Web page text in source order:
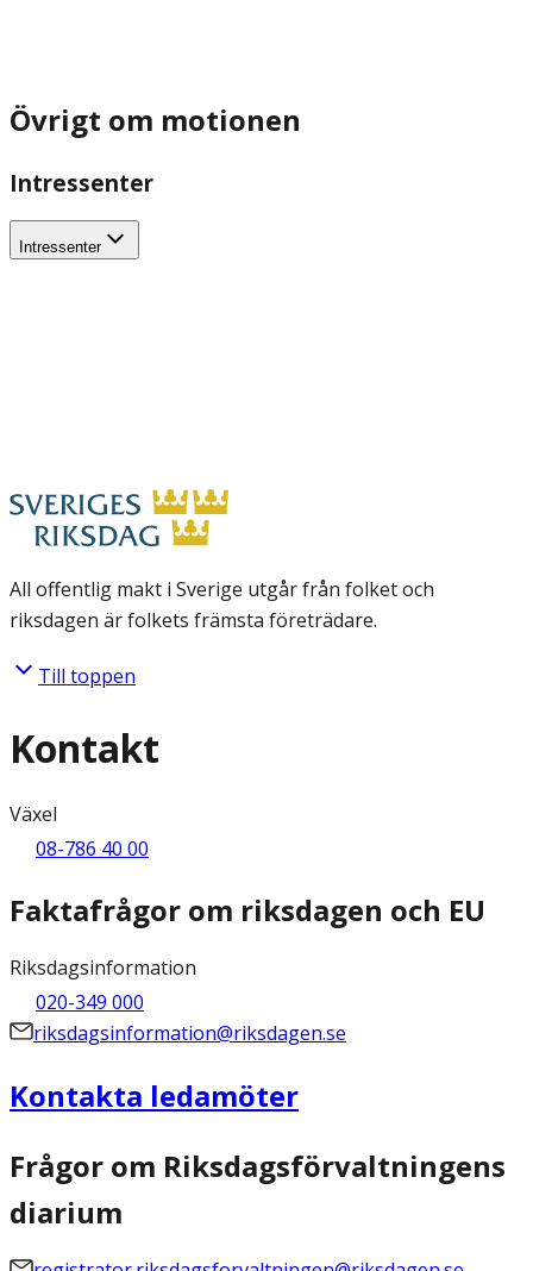
Övrigt om motionen
Intressenter
Intressenter
All offentlig makt i Sverige utgår från folket och
riksdagen är folkets främsta företrädare.
Till toppen
Kontakt
Växel
08-786 40 00
Faktafrågor om riksdagen och EU
Riksdagsinformation
020-349 000
riksdagsinformation@riksdagen.se
Kontakta ledamöter
Frågor om Riksdagsförvaltningens
diarium